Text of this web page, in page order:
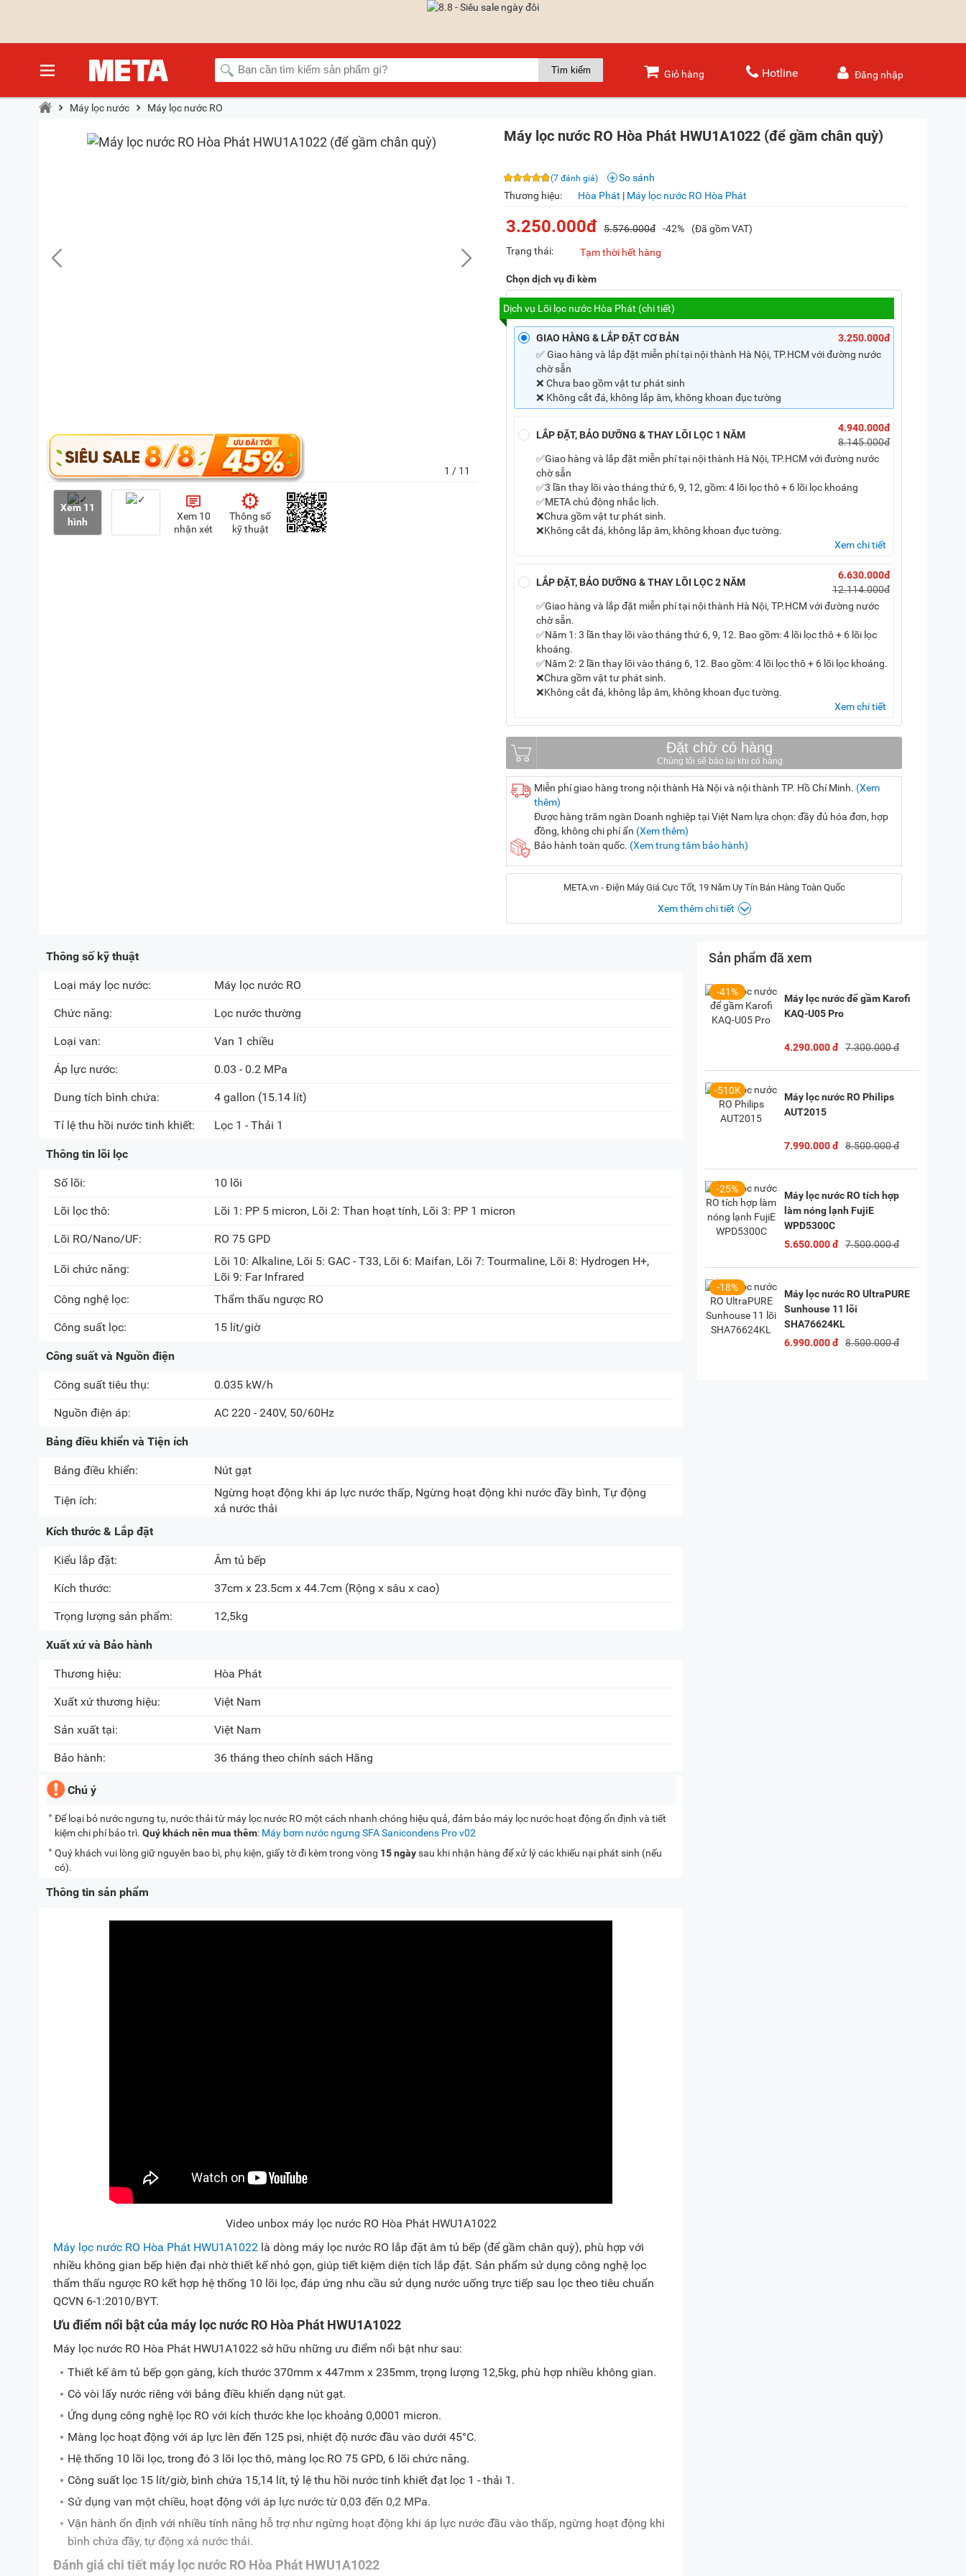
Giỏ hàng Hotline Đăng nhập
Máy lọc nước Máy lọc nước RO
1 / 11
Xem 11
hình
Xem 10
nhận xét
Thông số
kỹ thuật
Máy lọc nước RO Hòa Phát HWU1A1022 (để gầm chân quỳ)
(7 đánh giá)
So sánh
Thương hiệu:
Hòa Phát | Máy lọc nước RO Hòa Phát
3.250.000đ 5.576.000đ -42%
(Đã gồm VAT)
Trạng thái:
Tạm thời hết hàng
Chọn dịch vụ đi kèm
Dịch vụ Lõi lọc nước Hòa Phát (chi tiết)
GIAO HÀNG & LẮP ĐẶT CƠ BẢN
3.250.000đ
✅ Giao hàng và lắp đặt miễn phí tại nội thành Hà Nội, TP.HCM với đường nước
chờ sẵn
❌ Chưa bao gồm vật tư phát sinh
❌ Không cắt đá, không lắp âm, không khoan đục tường
LẮP ĐẶT, BẢO DƯỠNG & THAY LÕI LỌC 1 NĂM
4.940.000đ
8.145.000đ
✅Giao hàng và lắp đặt miễn phí tại nội thành Hà Nội, TP.HCM với đường nước
chờ sẵn
✅3 lần thay lõi vào tháng thứ 6, 9, 12, gồm: 4 lõi lọc thô + 6 lõi lọc khoáng
✅META chủ động nhắc lịch.
❌Chưa gồm vật tư phát sinh.
❌Không cắt đá, không lắp âm, không khoan đục tường.
Xem chi tiết
LẮP ĐẶT, BẢO DƯỠNG & THAY LÕI LỌC 2 NĂM
6.630.000đ
12.114.000đ
✅Giao hàng và lắp đặt miễn phí tại nội thành Hà Nội, TP.HCM với đường nước
chờ sẵn.
✅Năm 1: 3 lần thay lõi vào tháng thứ 6, 9, 12. Bao gồm: 4 lõi lọc thô + 6 lõi lọc
khoáng.
✅Năm 2: 2 lần thay lõi vào tháng 6, 12. Bao gồm: 4 lõi lọc thô + 6 lõi lọc khoáng.
❌Chưa gồm vật tư phát sinh.
❌Không cắt đá, không lắp âm, không khoan đục tường.
Xem chi tiết
Đặt chờ có hàng
Miễn phí giao hàng trong nội thành Hà Nội và nội thành TP. Hồ Chí Minh. (Xem
thêm)
Được hàng trăm ngàn Doanh nghiệp tại Việt Nam lựa chọn: đầy đủ hóa đơn, hợp
đồng, không chi phí ẩn (Xem thêm)
Bảo hành toàn quốc. (Xem trung tâm bảo hành)
META.vn - Điện Máy Giá Cực Tốt, 19 Năm Uy Tín Bán Hàng Toàn Quốc
Xem thêm chi tiết
Địa chỉ:
Chỉ đường)
Chỉ đường)
716-718 Điện Biên Phủ, P. Vườn Lài, TP. HCM Chỉ đường)
Thông số kỹ thuật
Loại máy lọc nước: Máy lọc nước RO
Chức năng: Lọc nước thường
Loại van: Van 1 chiều
Áp lực nước: 0.03 - 0.2 MPa
Dung tích bình chứa: 4 gallon (15.14 lít)
Tỉ lệ thu hồi nước tinh khiết: Lọc 1 - Thải 1
Thông tin lõi lọc
Số lõi: 10 lõi
Lõi lọc thô: Lõi 1: PP 5 micron, Lõi 2: Than hoạt tính, Lõi 3: PP 1 micron
Lõi RO/Nano/UF: RO 75 GPD
Lõi chức năng:
Lõi 10: Alkaline, Lõi 5: GAC - T33, Lõi 6: Maifan, Lõi 7: Tourmaline, Lõi 8: Hydrogen H+,
Lõi 9: Far Infrared
Công nghệ lọc:
Thẩm thấu ngược RO
Công suất lọc: 15 lít/giờ
Công suất và Nguồn điện
Công suất tiêu thụ: 0.035 kW/h
Nguồn điện áp: AC 220 - 240V, 50/60Hz
Bảng điều khiển và Tiện ích
Bảng điều khiển: Nút gạt
Tiện ích:
Ngừng hoạt động khi áp lực nước thấp, Ngừng hoạt động khi nước đầy bình, Tự động
xả nước thải
Kích thước & Lắp đặt
Kiểu lắp đặt: Âm tủ bếp
Kích thước: 37cm x 23.5cm x 44.7cm (Rộng x sâu x cao)
Trọng lượng sản phẩm: 12,5kg
Xuất xứ và Bảo hành
Thương hiệu: Hòa Phát
Xuất xứ thương hiệu: Việt Nam
Sản xuất tại: Việt Nam
Bảo hành: 36 tháng theo chính sách Hãng
Chú ý
Để loại bỏ nước ngưng tụ, nước thải từ máy lọc nước RO một cách nhanh chóng hiệu quả, đảm bảo máy lọc nước hoạt động ổn định và tiết
kiệm chi phí bảo trì. Quý khách nên mua thêm: Máy bơm nước ngưng SFA Sanicondens Pro v02
Quý khách vui lòng giữ nguyên bao bì, phụ kiện, giấy tờ đi kèm trong vòng 15 ngàysau khi nhận hàng để xử lý các khiếu nại phát sinh (nếu
có).
Thông tin sản phẩm
Video unbox máy lọc nước RO Hòa Phát HWU1A1022
Máy lọc nước RO Hòa Phát HWU1A1022 là dòng máy lọc nước RO lắp đặt âm tủ bếp (để gầm chân quỳ), phù hợp với
nhiều không gian bếp hiện đại nhờ thiết kế nhỏ gọn, giúp tiết kiệm diện tích lắp đặt. Sản phẩm sử dụng công nghệ lọc
thẩm thấu ngược RO kết hợp hệ thống 10 lõi lọc, đáp ứng nhu cầu sử dụng nước uống trực tiếp sau lọc theo tiêu chuẩn
QCVN 6-1:2010/BYT.
Ưu điểm nổi bật của máy lọc nước RO Hòa Phát HWU1A1022
Máy lọc nước RO Hòa Phát HWU1A1022 sở hữu những ưu điểm nổi bật như sau:
Thiết kế âm tủ bếp gọn gàng, kích thước 370mm x 447mm x 235mm, trọng lượng 12,5kg, phù hợp nhiều không gian.
Có vòi lấy nước riêng với bảng điều khiển dạng nút gạt.
Ứng dụng công nghệ lọc RO với kích thước khe lọc khoảng 0,0001 micron.
Màng lọc hoạt động với áp lực lên đến 125 psi, nhiệt độ nước đầu vào dưới 45°C.
Hệ thống 10 lõi lọc, trong đó 3 lõi lọc thô, màng lọc RO 75 GPD, 6 lõi chức năng.
Công suất lọc 15 lít/giờ, bình chứa 15,14 lít, tỷ lệ thu hồi nước tinh khiết đạt lọc 1 - thải 1.
Sử dụng van một chiều, hoạt động với áp lực nước từ 0,03 đến 0,2 MPa.
Vận hành ổn định với nhiều tính năng hỗ trợ như ngừng hoạt động khi áp lực nước đầu vào thấp, ngừng hoạt động khi
bình chứa đầy, tự động xả nước thải.
Đánh giá chi tiết máy lọc nước RO Hòa Phát HWU1A1022
Sản phẩm đã xem
-41%
Máy lọc nước để gầm Karofi
KAQ-U05 Pro
4.290.000 đ 7.300.000 đ
-510K
Máy lọc nước RO Philips
AUT2015
7.990.000 đ 8.500.000 đ
-25%
Máy lọc nước RO tích hợp
làm nóng lạnh FujiE
WPD5300C
5.650.000 đ
7.500.000 đ
-18%
Máy lọc nước RO UltraPURE
Sunhouse 11 lõi
SHA76624KL
6.990.000 đ
8.500.000 đ